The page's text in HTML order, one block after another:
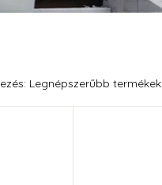
Legnépszerűbb termékek